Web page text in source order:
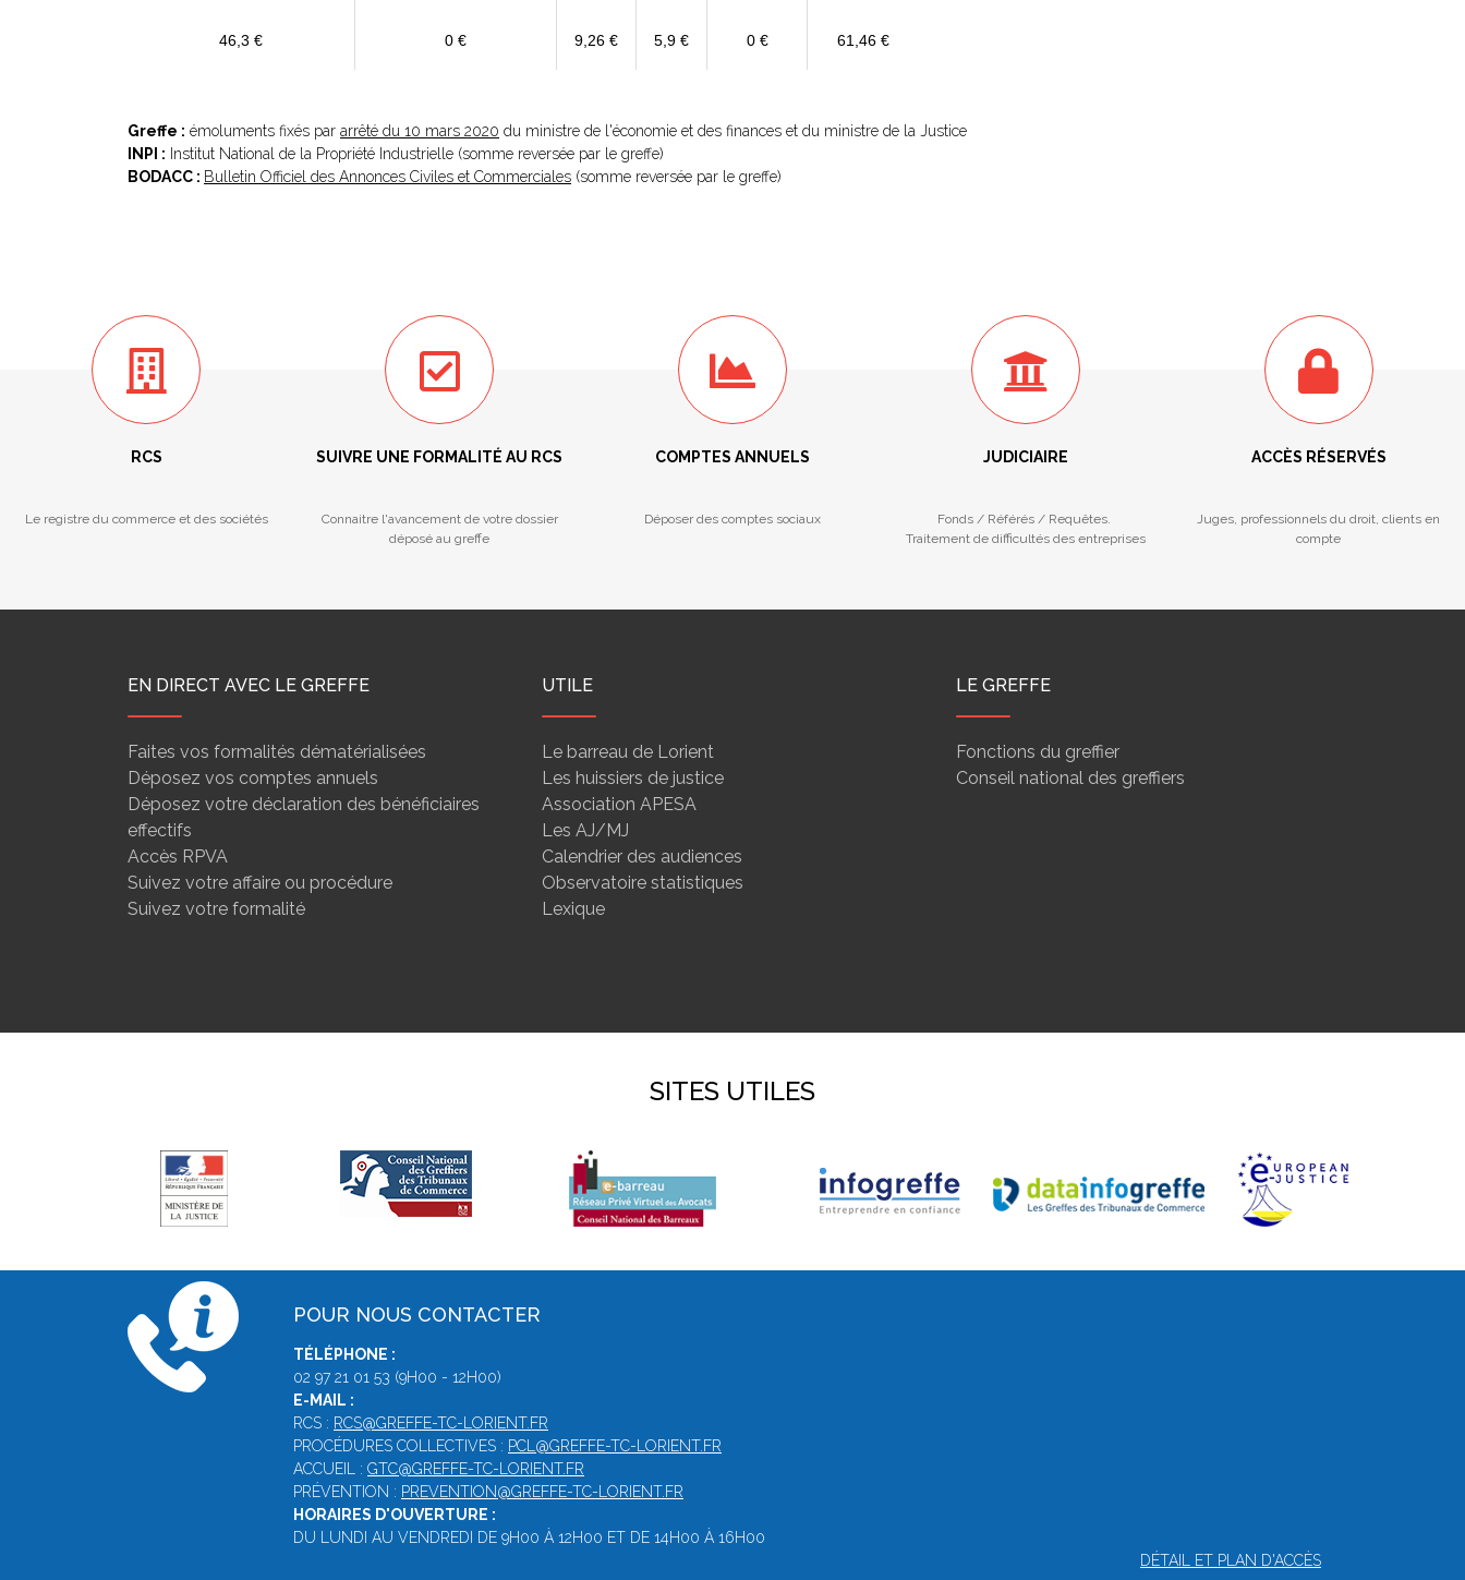
46,3 € 0 € 9,26 € 5,9 € 0 € 61,46 €
Greffe : émoluments fixés par arrêté du 10 mars 2020 du ministre de l'économie et des finances et du ministre de la Justice
INPI : Institut National de la Propriété Industrielle (somme reversée par le greffe)
BODACC : Bulletin Officiel des Annonces Civiles et Commerciales (somme reversée par le greffe)
RCS
Le registre du commerce et des sociétés
SUIVRE UNE FORMALITÉ AU RCS
Connaitre l'avancement de votre dossier
déposé au greffe
COMPTES ANNUELS
Déposer des comptes sociaux
JUDICIAIRE
Fonds / Référés / Requêtes.
Traitement de difficultés des entreprises
ACCÈS RÉSERVÉS
Juges, professionnels du droit, clients en
compte
EN DIRECT AVEC LE GREFFE
Faites vos formalités dématérialisées
Déposez vos comptes annuels
Déposez votre déclaration des bénéficiaires
effectifs
Accès RPVA
Suivez votre affaire ou procédure
Suivez votre formalité
UTILE
Le barreau de Lorient
Les huissiers de justice
Association APESA
Les AJ/MJ
Calendrier des audiences
Observatoire statistiques
Lexique
LE GREFFE
Fonctions du greffier
Conseil national des greffiers
SITES UTILES
POUR NOUS CONTACTER
TÉLÉPHONE :
02 97 21 01 53 (9H00 - 12H00)
E-MAIL :
RCS : RCS@GREFFE-TC-LORIENT.FR
PROCÉDURES COLLECTIVES : PCL@GREFFE-TC-LORIENT.FR
ACCUEIL : GTC@GREFFE-TC-LORIENT.FR
PRÉVENTION : PREVENTION@GREFFE-TC-LORIENT.FR
HORAIRES D'OUVERTURE :
DU LUNDI AU VENDREDI DE 9H00 À 12H00 ET DE 14H00 À 16H00
DÉTAIL ET PLAN D'ACCÈS